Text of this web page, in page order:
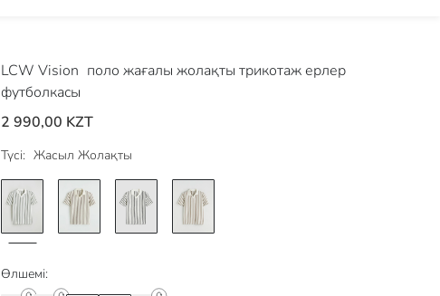
LCW Vision поло жағалы жолақты трикотаж ерлер
футболкасы
2 990,00 KZT
Түсі: Жасыл Жолақты
Өлшемі: